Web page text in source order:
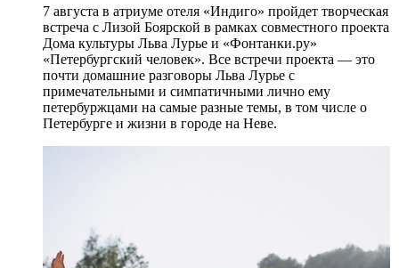
7 августа в атриуме отеля «Индиго» пройдет творческая
встреча с Лизой Боярской в рамках совместного проекта
Дома культуры Льва Лурье и «Фонтанки.ру»
«Петербургский человек». Все встречи проекта — это
почти домашние разговоры Льва Лурье с
примечательными и симпатичными лично ему
петербуржцами на самые разные темы, в том числе о
Петербурге и жизни в городе на Неве.